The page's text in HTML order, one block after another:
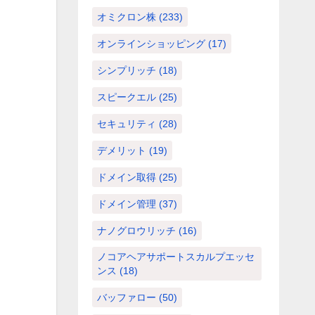
オミクロン株(233)
オンラインショッピング(17)
シンプリッチ (18)
スピークエル(25)
セキュリティ (28)
デメリット (19)
ドメイン取得(25)
ドメイン管理 (37)
ナノグロウリッチ (16)
ノコアヘアサポートスカルプエッセ
ンス (18)
バッファロー (50)